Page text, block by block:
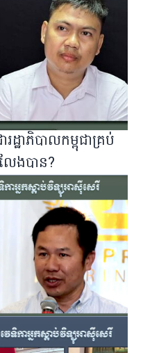
ដ្ឋាភិបាល​កម្ពុជា​គ្រប់
ង​បាន?